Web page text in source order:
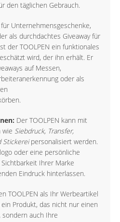
den täglichen Gebrauch.
Unternehmensgeschenke,
als durchdachtes Giveaway für
der TOOLPEN ein funktionales
wird, der ihn erhält. Er
auf Messen,
oder als
Der TOOLPEN kann mit
wie Siebdruck, Transfer,
Stickereipersonalisiert werden.
oder eine persönliche
Ihrer Marke
Eindruck hinterlassen.
TOOLPEN als Ihr Werbeartikel
Produkt, das nicht nur einen
auch Ihre